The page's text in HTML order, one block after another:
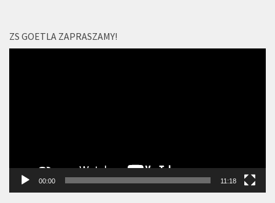
ZS GOETLA ZAPRASZAMY!
00:00 11:18